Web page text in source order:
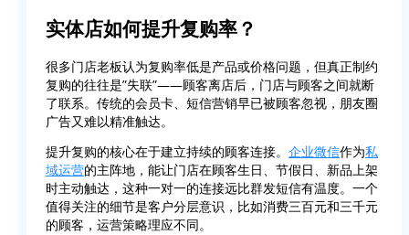
实体店如何提升复购率？
很多门店老板认为复购率低是产品或价格问题，但真正制约
复购的往往是”失联”——顾客离店后，门店与顾客之间就断
了联系。传统的会员卡、短信营销早已被顾客忽视，朋友圈
广告又难以精准触达。
提升复购的核心在于建立持续的顾客连接。 企业微信作为私
域运营的主阵地，能让门店在顾客生日、节假日、新品上架
时主动触达，这种一对一的连接远比群发短信有温度。一个
值得关注的细节是客户分层意识，比如消费三百元和三千元
的顾客，运营策略理应不同。